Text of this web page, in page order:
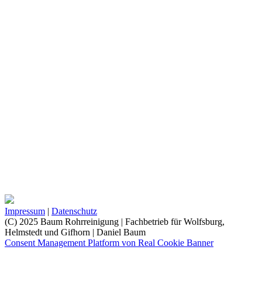
Impressum | Datenschutz
(C) 2025 Baum Rohrreinigung | Fachbetrieb für Wolfsburg,
Helmstedt und Gifhorn | Daniel Baum
Consent Management Platform von Real Cookie Banner